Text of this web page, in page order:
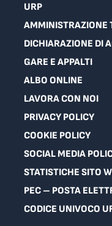
URP
AMMINISTRAZIONE
DICHIARAZIONE DI
GARE E APPALTI
ALBO ONLINE
LAVORA CON NOI
PRIVACY POLICY
COOKIE POLICY
SOCIAL MEDIA
STATISTICHE SITO
PEC – POSTA
CODICE UNIVOCO